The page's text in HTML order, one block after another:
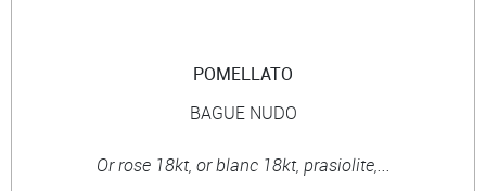
POMELLATO
BAGUE NUDO
Or rose 18kt, or blanc 18kt, prasiolite,...